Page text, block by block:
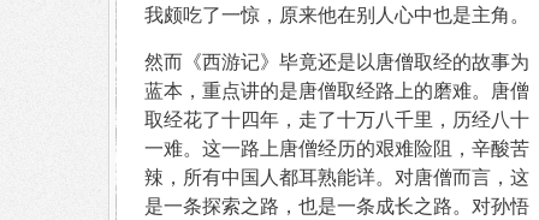
我颇吃了一惊，原来他在别人心中也是主角。
然而《西游记》毕竟还是以唐僧取经的故事为
蓝本，重点讲的是唐僧取经路上的磨难。唐僧
取经花了十四年，走了十万八千里，历经八十
一难。这一路上唐僧经历的艰难险阻，辛酸苦
辣，所有中国人都耳熟能详。对唐僧而言，这
是一条探索之路，也是一条成长之路。对孙悟